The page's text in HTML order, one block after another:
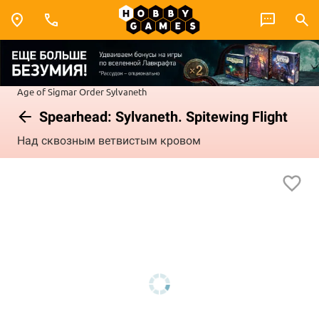
Age of SigmarOrderSylvaneth
Spearhead: Sylvaneth. Spitewing Flight
Над сквозным ветвистым кровом